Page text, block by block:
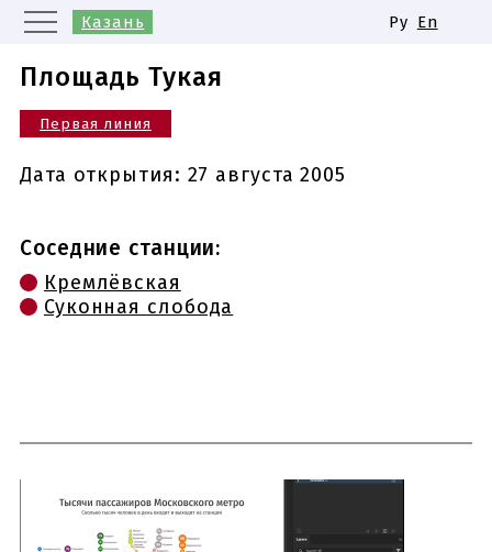
Казань
Екатеринбург
Нижний Новгород
Новосибирск
Ру En
Площадь Тукая
Первая линия
Дата открытия: 27 августа 2005
Соседние станции:
Кремлёвская
Суконная слобода